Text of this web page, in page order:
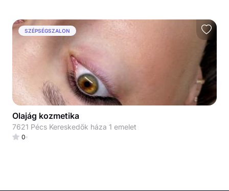
SZÉPSÉGSZALON
Olajág kozmetika
7621 Pécs Kereskedők háza 1 emelet
0